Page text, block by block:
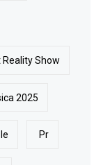
Show
2025
Pr